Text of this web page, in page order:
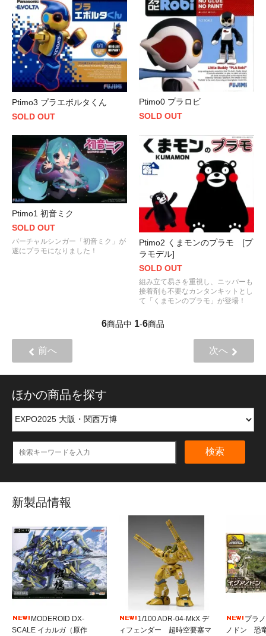
Ptimo3 プラエボルタくん
SOLD OUT
Ptimo0 プラロビ
SOLD OUT
Ptimo1 初音ミク
SOLD OUT
バーチャルシンガー「初音ミク」が
遂にプラモになりました！
Ptimo2 くまモンのプラモ [プ
ラモデル]
SOLD OUT
組み立て易さを重視し、ニッパーも
接着剤も不要なカンタンキットとし
て「くまモンのプラモ」が登場！
6商品中 1-6商品
前へ 次へ
ほかの商品を探す
検索
新製品情報
MODEROID DX-
SCALE イカルガ（原作
1/100 ADR-04-MkX デ
ィフェンダー 超時空要塞マ
プラ
ノドン 恐